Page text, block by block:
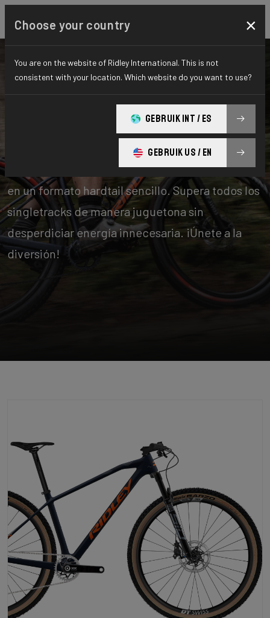
Mountainbike
Una bicicleta para el verdadero mountain biking
en un formato hardtail sencillo. Supera todos los
singletracks de manera juguetona sin
desperdiciar energía innecesaria. ¡Únete a la
diversión!
Choose your country ×
You are on the website of Ridley International. This is not
consistent with your location. Which website do you want to use?
GEBRUIK INT / ES
GEBRUIK US / EN